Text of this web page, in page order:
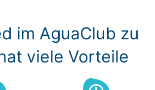
im AguaClub zu
viele Vorteile